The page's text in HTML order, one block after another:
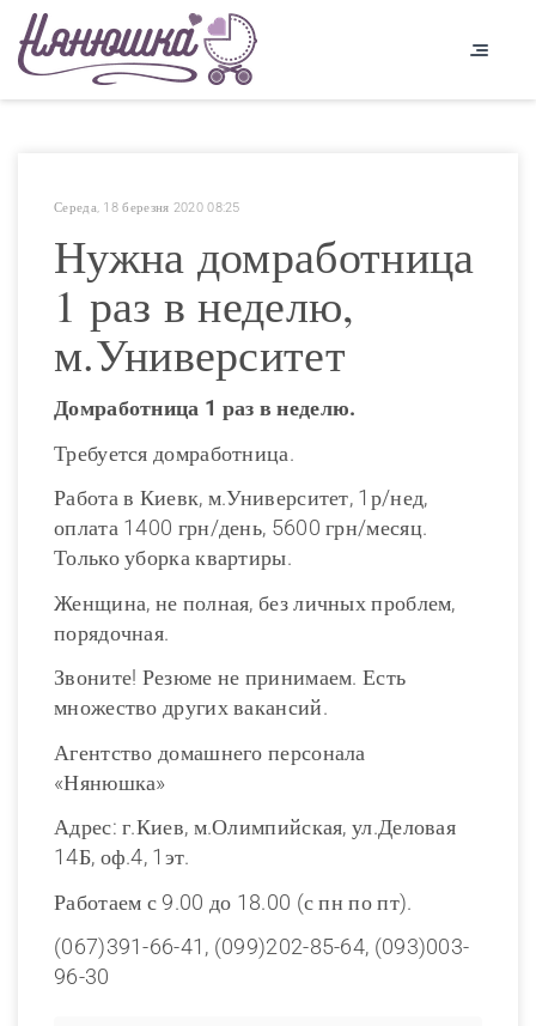
Середа, 18 березня 2020 08:25
Нужна домработница
1 раз в неделю,
м.Университет
Домработница 1 раз в неделю.
Требуется домработница.
Работа в Киевк, м.Университет, 1р/нед,
оплата 1400 грн/день, 5600 грн/месяц.
Только уборка квартиры.
Женщина, не полная, без личных проблем,
порядочная.
Звоните! Резюме не принимаем. Есть
множество других вакансий.
Агентство домашнего персонала
«Нянюшка»
Адрес: г.Киев, м.Олимпийская, ул.Деловая
14Б, оф.4, 1эт.
Работаем с 9.00 до 18.00 (с пн по пт).
(067)391-66-41, (099)202-85-64, (093)003-
96-30